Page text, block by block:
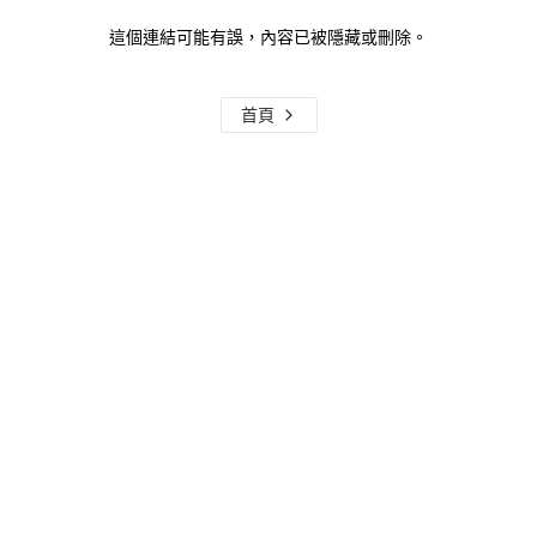
這個連結可能有誤，內容已被隱藏或刪除。
首頁